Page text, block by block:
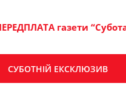
газети
СУБОТНІЙ ЕКСКЛЮЗИВ